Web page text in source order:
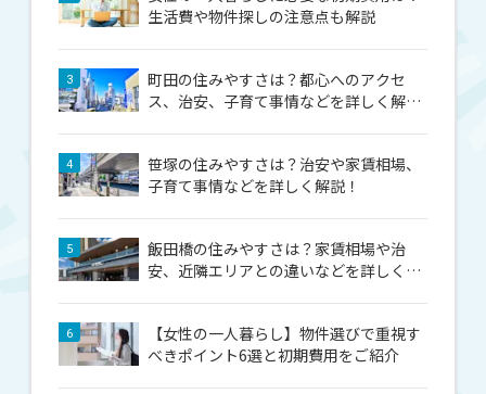
生活費や物件探しの注意点も解説
3
町田の住みやすさは？都心へのアクセ
ス、治安、子育て事情などを詳しく解
4
笹塚の住みやすさは？治安や家賃相場、
子育て事情などを詳しく解説！
5
飯田橋の住みやすさは？家賃相場や治
安、近隣エリアとの違いなどを詳しく解
6
【女性の一人暮らし】物件選びで重視す
べきポイント6選と初期費用をご紹介